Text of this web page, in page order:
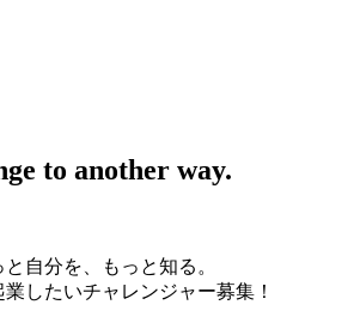
自分を、もっと知る。
したいチャレンジャー募集！